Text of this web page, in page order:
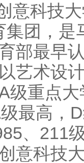
意科技
集团，
部最早
艺术设
级重点
最高，
、211
意科技